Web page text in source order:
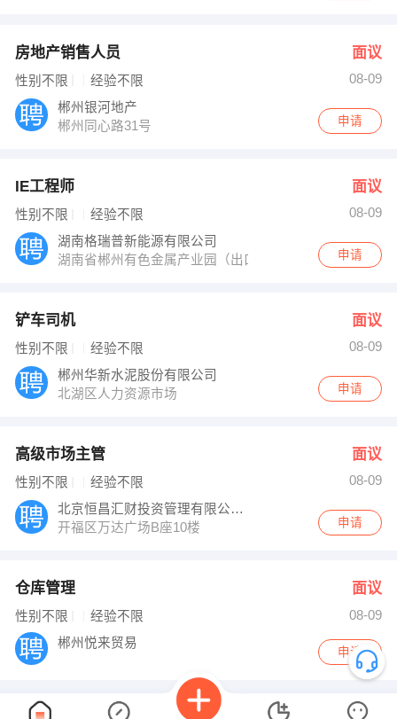
房地产销售人员 面议
性别不限 经验不限
08-09
郴州银河地产
郴州同心路31号
申请
IE工程师 面议
性别不限 经验不限
08-09
湖南格瑞普新能源有限公司
湖南省郴州有色金属产业园（出口加工区）东河西路
申请
铲车司机 面议
性别不限 经验不限
08-09
郴州华新水泥股份有限公司
北湖区人力资源市场
申请
高级市场主管 面议
性别不限 经验不限
08-09
北京恒昌汇财投资管理有限公司长沙分公司
开福区万达广场B座10楼
申请
仓库管理 面议
性别不限 经验不限
08-09
郴州悦来贸易
申请